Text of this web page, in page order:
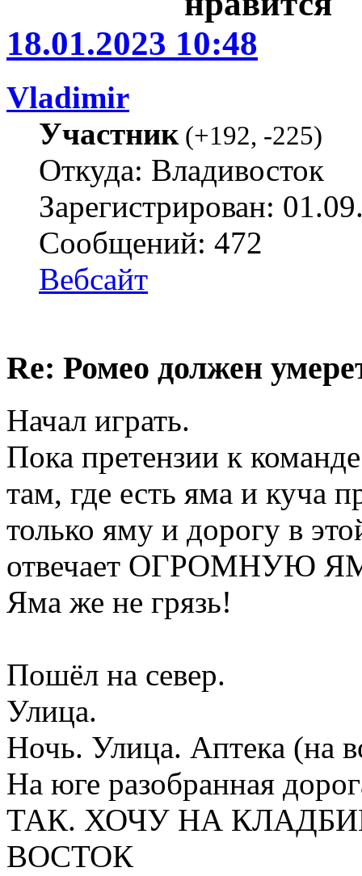
18.01.2023 10:48
Vladimir
Участник(+192, -225)
Откуда: Владивосток
Зарегистрирован:
Сообщений: 472
Вебсайт
Re: Ромео должен
Начал играть.
Пока претензии к
там, где есть яма и куча
только яму и дорогу в
отвечает ОГРОМНУЮ
Яма же не грязь!
Пошёл на север.
Улица.
Ночь. Улица. Аптека (на
На юге разобранная
ТАК. ХОЧУ НА
ВОСТОК